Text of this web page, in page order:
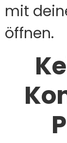
mit
öffnen.